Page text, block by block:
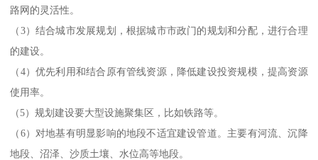
路网的灵活性。
（3）结合城市发展规划，根据城市市政门的规划和分配，进行合理
的建设。
（4）优先利用和结合原有管线资源，降低建设投资规模，提高资源
使用率。
（5）规划建设要大型设施聚集区，比如铁路等。
（6）对地基有明显影响的地段不适宜建设管道。主要有河流、沉降
地段、沼泽、沙质土壤、水位高等地段。